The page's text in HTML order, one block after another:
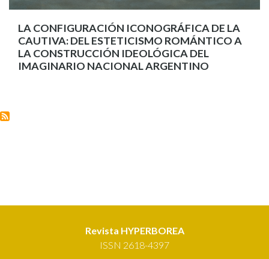
LA CONFIGURACIÓN ICONOGRÁFICA DE LA
CAUTIVA: DEL ESTETICISMO ROMÁNTICO A
LA CONSTRUCCIÓN IDEOLÓGICA DEL
IMAGINARIO NACIONAL ARGENTINO
Revista HYPERBOREA
ISSN 2618-4397